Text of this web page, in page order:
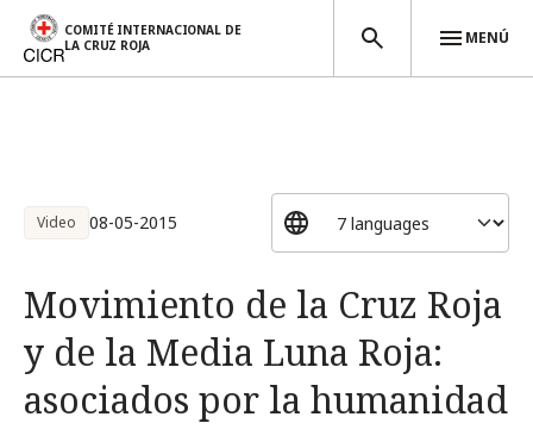
COMITÉ INTERNACIONAL DE
LA CRUZ ROJA
MENÚ
Video 08-05-2015
Movimiento de la Cruz Roja
y de la Media Luna Roja:
asociados por la humanidad